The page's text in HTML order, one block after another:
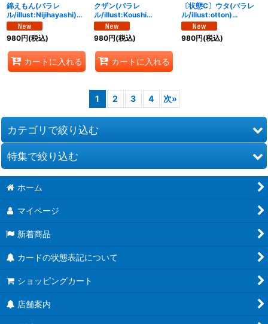
錦えもん(パラレ
ル/illust:Nijihayashi)
【SR/P】{OP16-082}
980円(税込)
カートに入れる
クザン(パラレ
ル/illust:Koushi
Rokushiro)【R/P】
{OP16-063}
980円(税込)
カートに入れる
〔状態C〕ウタ(パラレ
ル/illust:otton)
【SEC/P】{EB03-061}
980円(税込)
1 2 3 4 次»
カテゴリで絞り込む
赤
緑
青
黄
多色
特集で絞り込む
スタートデッキ 6色新スタートデッキ【ST-31〜36】
ブースターパック 決戦の刻【OP-16】
スタートデッキEX ルフィ&エース【ST-30】
エクストラブースター EGGHEAD CRISIS【EB-04】
ブースターパック 蒼海の七傑【OP-14】
ホーム
マイページ
新着商品
カードの状態表記について
ショッピングカート
店舗案内